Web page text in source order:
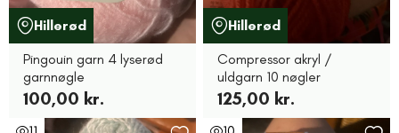
Hillerød
Pingouin garn 4 lyserød
garnnøgle
100,00 kr.
Hillerød
Compressor akryl /
uldgarn 10 nøgler
125,00 kr.